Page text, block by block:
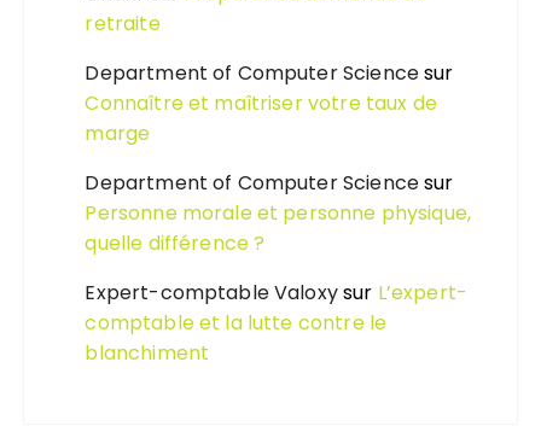
retraite
Department of Computer Sciencesur
Connaître et maîtriser votre taux de
marge
Department of Computer Sciencesur
Personne morale et personne physique,
quelle différence ?
Expert-comptable Valoxysur L’expert-
comptable et la lutte contre le
blanchiment